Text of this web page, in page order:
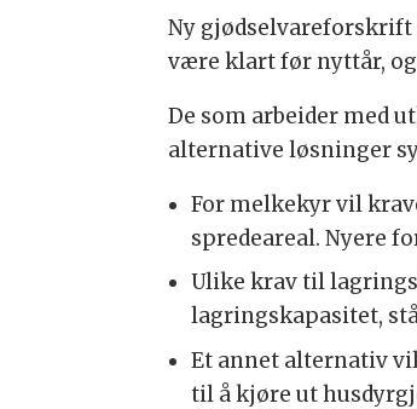
Ny gjødselvareforskrift
være klart før nyttår, og
De som arbeider med
alternative løsninger
For melkekyr vil
spredeareal. Nyere
Ulike krav til
lagringskapasitet,
Et annet alternativ
til å kjøre ut